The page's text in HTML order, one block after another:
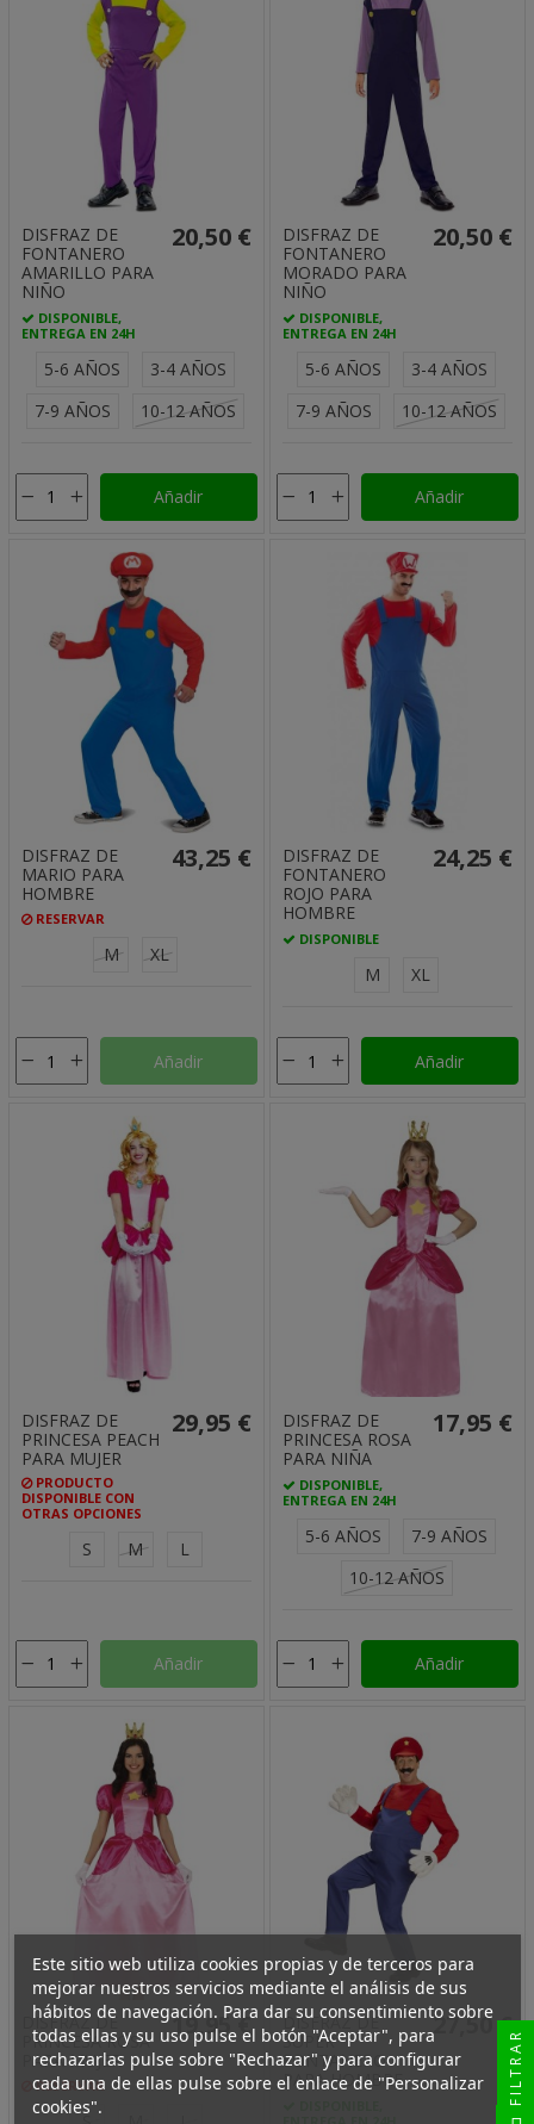
DISFRAZ DE
FONTANERO
AMARILLO PARA
NIÑO
DISPONIBLE,
ENTREGA EN 24H
20,50 €
5-6 AÑOS
3-4 AÑOS
7-9 AÑOS
10-12 AÑOS
Añadir
DISFRAZ DE
FONTANERO
MORADO PARA
NIÑO
DISPONIBLE,
ENTREGA EN 24H
20,50 €
5-6 AÑOS
3-4 AÑOS
7-9 AÑOS
10-12 AÑOS
Añadir
DISFRAZ DE
MARIO PARA
HOMBRE
RESERVAR
43,25 €
M XL
Añadir
DISFRAZ DE
FONTANERO
ROJO PARA
HOMBRE
DISPONIBLE
24,25 €
M XL
Añadir
DISFRAZ DE
PRINCESA PEACH
PARA MUJER
PRODUCTO
DISPONIBLE CON
OTRAS OPCIONES
29,95 €
S M L
Añadir
DISFRAZ DE
PRINCESA ROSA
PARA NIÑA
DISPONIBLE,
ENTREGA EN 24H
17,95 €
5-6 AÑOS
7-9 AÑOS
10-12 AÑOS
Añadir
DISFRAZ DE
PRINCESA ROSA
PARA MUJER
RESERVAR
19,95 €
DISFRAZ DE
SUPER
FONTANERO
PARA HOMBRE
27,50 €
Este sitio web utiliza cookies propias y de terceros para
mejorar nuestros servicios mediante el análisis de sus
hábitos de navegación. Para dar su consentimiento sobre
todas ellas y su uso pulse el botón "Aceptar", para
rechazarlas pulse sobre "Rechazar" y para configurar
cada una de ellas pulse sobre el enlace de "Personalizar
cookies".
FILTRAR